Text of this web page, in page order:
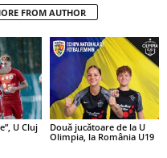
FROM AUTHOR
U Cluj
Două jucătoare de la U
Olimpia, la România U19